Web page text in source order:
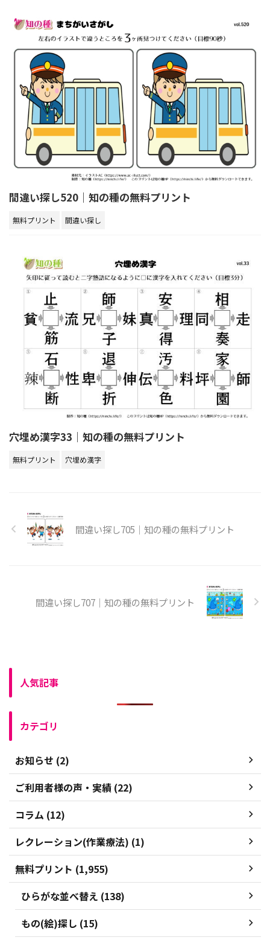
間違い探し520｜知の種の無料プリント
無料プリント 間違い探し
穴埋め漢字33｜知の種の無料プリント
無料プリント 穴埋め漢字
間違い探し705｜知の種の無料プリント
間違い探し707｜知の種の無料プリント
人気記事
カテゴリ
お知らせ (2)
ご利用者様の声・実績 (22)
コラム (12)
レクレーション(作業療法) (1)
無料プリント (1,955)
ひらがな並べ替え (138)
もの(絵)探し (15)